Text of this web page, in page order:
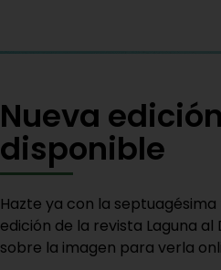
Nueva edición
disponible
Hazte ya con la
edición de la revista Laguna al
sobre la imagen para verla